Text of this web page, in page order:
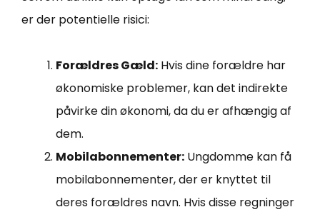
er der potentielle risici:
Forældres Gæld: Hvis dine forældre har
økonomiske problemer, kan det indirekte
påvirke din økonomi, da du er afhængig af
dem.
Mobilabonnementer: Ungdomme kan få
mobilabonnementer, der er knyttet til
deres forældres navn. Hvis disse regninger